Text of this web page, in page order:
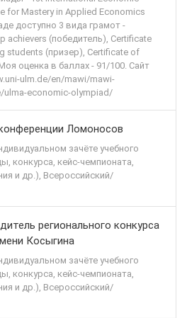
for Mastery in Applied Economics
доступно 3 вида грамот -
achievers (победитель), Certificate
students (призер), Certificate of
оценка в баллах - 91/100. Сайт
ulm.de/en/mawi/mawi-
economic-olympiad/
Ломоносов
зачёте учебного
конкурса, кейс-чемпионата,
и др.), Всероссийский/
регионального конкурса
Косыгина
зачёте учебного
конкурса, кейс-чемпионата,
и др.), Всероссийский/